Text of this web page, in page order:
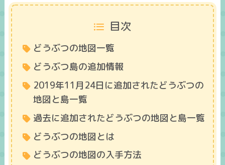
目次
どうぶつの地図一覧
どうぶつ島の追加情報
2019年11月24日に追加されたどうぶつの
地図と島一覧
過去に追加されたどうぶつの地図と島一覧
どうぶつの地図とは
どうぶつの地図の入手方法